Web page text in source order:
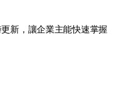
新，讓企業主能快速掌握